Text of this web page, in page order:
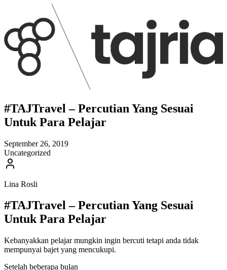
#TAJTravel – Percutian Yang Sesuai
Untuk Para Pelajar
September 26, 2019
Uncategorized
Lina Rosli
#TAJTravel – Percutian Yang Sesuai
Untuk Para Pelajar
Kebanyakkan pelajar mungkin ingin bercuti tetapi anda tidak
mempunyai bajet yang mencukupi.
Setelah beberapa bulan